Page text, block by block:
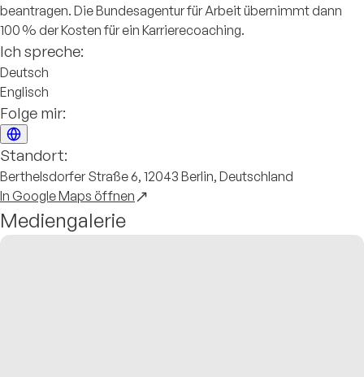
beantragen. Die Bundesagentur für Arbeit übernimmt dann
100 % der Kosten für ein Karrierecoaching.
Ich spreche:
Deutsch
Englisch
Folge mir:
Standort:
Berthelsdorfer Straße 6, 12043 Berlin, Deutschland
In Google Maps öffnen
Mediengalerie